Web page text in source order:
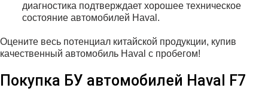
диагностика подтверждает хорошее техническое
состояние автомобилей Haval.
Оцените весь потенциал китайской продукции, купив
качественный автомобиль Haval с пробегом!
Покупка БУ автомобилей Haval F7